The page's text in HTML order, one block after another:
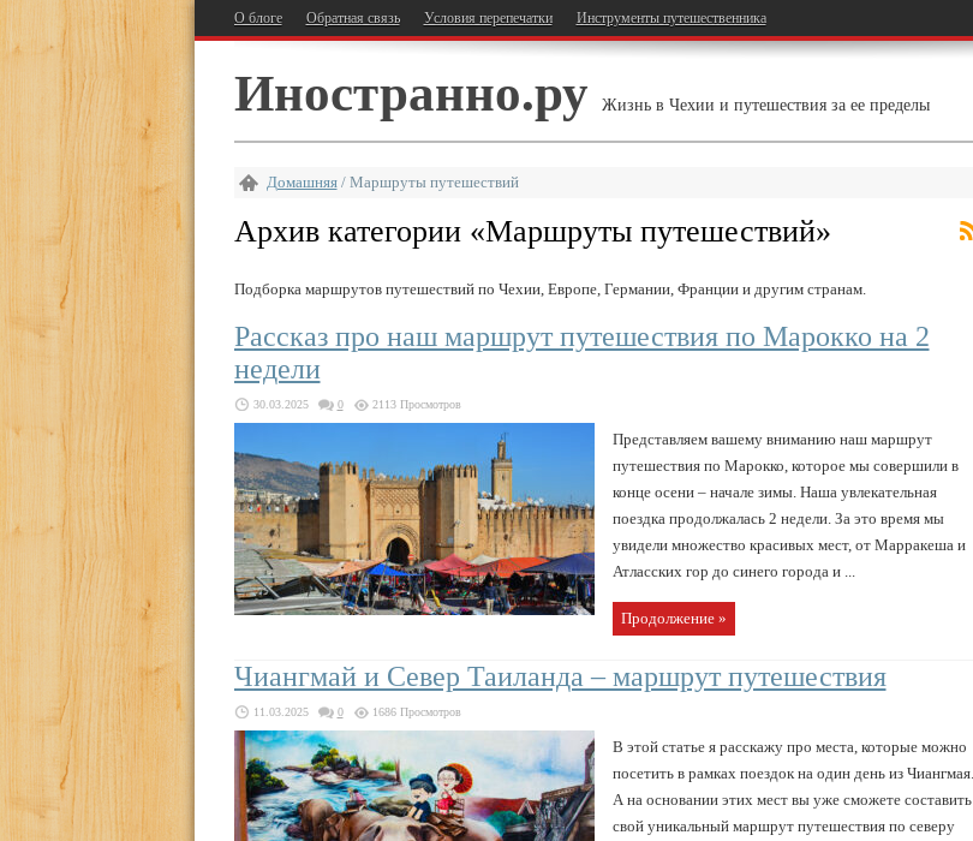
О блоге Обратная связь Условия перепечатки Инструменты путешественника
Иностранно.ру Жизнь в Чехии и путешествия за ее пределы
Домашняя/ Маршруты путешествий
Архив категории «Маршруты путешествий»
Подборка маршрутов путешествий по Чехии, Европе, Германии, Франции и другим странам.
Рассказ про наш маршрут путешествия по Марокко на 2
недели
30.03.2025 0 2113 Просмотров
Представляем вашему вниманию наш маршрут
путешествия по Марокко, которое мы совершили в
конце осени – начале зимы. Наша увлекательная
поездка продолжалась 2 недели. За это время мы
увидели множество красивых мест, от Марракеша и
Атласских гор до синего города и ...
Продолжение »
Чиангмай и Север Таиланда – маршрут путешествия
11.03.2025 0 1686 Просмотров
В этой статье я расскажу про места, которые можно
посетить в рамках поездок на один день из Чиангмая.
А на основании этих мест вы уже сможете составить
свой уникальный маршрут путешествия по северу